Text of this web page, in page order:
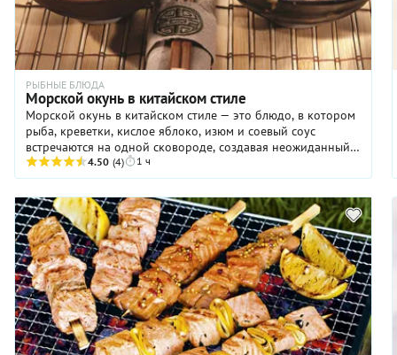
РЫБНЫЕ БЛЮДА
Морской окунь в китайском стиле
Морской окунь в китайском стиле — это блюдо, в котором
рыба, креветки, кислое яблоко, изюм и соевый соус
встречаются на одной сковороде, создавая неожиданный,
но гармоничный вкус. Гарнир здесь тоже
соответствующий — рис с луком, сладким перцем и
фенхелем. Готовую рыбу и рис можно подать на разных
тарелках, а можно сразу перемешать и подать вместе.
Морской окунь по-китайски — идеальный вариант для тех,
кто любит азиаитскую кухню или просто устал от
привычных сочетаний и хочет попробовать что-то
новенькое.
4.50 (4) 1 ч